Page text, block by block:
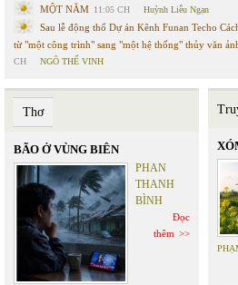
MỘT NĂM 11:05 CH Huỳnh Liễu Ngạn
Sau lễ động thổ Dự án Kênh Funan Techo
từ "một công trình" sang "một hệ thống" thủy văn
CH
NGÔ THẾ VINH
Thơ
BÃO Ở VÙNG BIÊN
PHAN
THANH
BÌNH
Đọc
thêm